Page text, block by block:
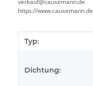
https://www.causemann.de
Produkteigenschaft
Wert
Typ:
Dichtung: